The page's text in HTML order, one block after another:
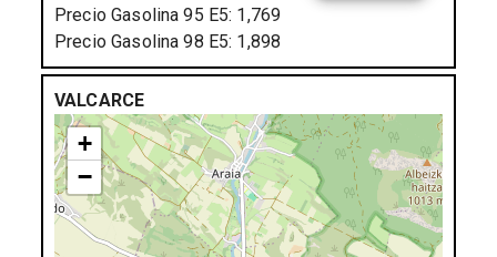
Precio Gasolina 95 E5: 1,769
Precio Gasolina 98 E5: 1,898
VALCARCE
+
−